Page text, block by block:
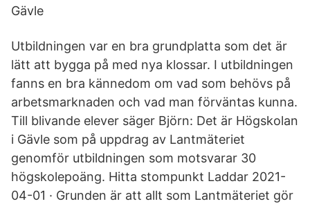
Gävle
Utbildningen var en bra grundplatta som det är
lätt att bygga på med nya klossar. I utbildningen
fanns en bra kännedom om vad som behövs på
arbetsmarknaden och vad man förväntas kunna.
Till blivande elever säger Björn: Det är Högskolan
i Gävle som på uppdrag av Lantmäteriet
genomför utbildningen som motsvarar 30
högskolepoäng. Hitta stompunkt Laddar 2021-
04-01 · Grunden är att allt som Lantmäteriet gör